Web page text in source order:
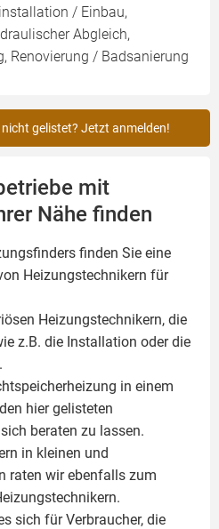
/ Einbau,
Abgleich,
Renovierung / Badsanierung
gelistet? Jetzt anmelden!
mit
Nähe finden
finden Sie eine
Heizungstechnikern für
Heizungstechnikern, die
z.B. die Installation oder die
in einem
hier gelisteten
beraten zu lassen.
in kleinen und
raten wir ebenfalls zum
sich für Verbraucher, die